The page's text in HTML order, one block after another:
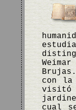
con la
visitó
cual